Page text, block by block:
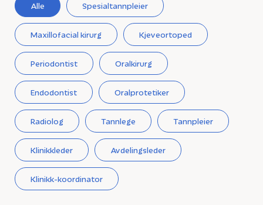
Alle Spesialtannpleier
Maxillofacial kirurg Kjeveortoped
Periodontist Oralkirurg
Endodontist Oralprotetiker
Radiolog Tannlege Tannpleier
Klinikkleder Avdelingsleder
Klinikk-koordinator